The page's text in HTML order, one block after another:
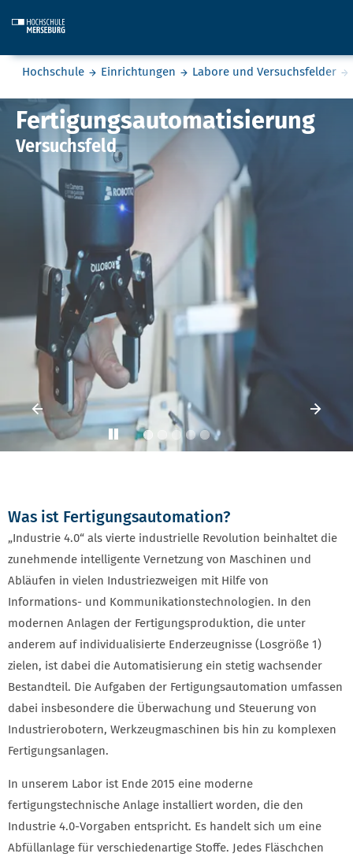
Sie befinden sich hier:
Hochschule Einrichtungen Labore und Versuchsfelder
Fertigungsautomatisierung
Play
Fertigungsautomatisierung
Versuchsfeld
Vorheriges Element
Was ist Fertigungsautomation?
„Industrie 4.0“ als vierte industrielle Revolution beinhaltet die
zunehmende intelligente Vernetzung von Maschinen und
Abläufen in vielen Industriezweigen mit Hilfe von
Informations- und Kommunikationstechnologien. In den
modernen Anlagen der Fertigungsproduktion, die unter
anderem auf individualisierte Enderzeugnisse (Losgröße 1)
zielen, ist dabei die Automatisierung ein stetig wachsender
Bestandteil. Die Aufgaben der Fertigungsautomation umfassen
dabei insbesondere die Überwachung und Steuerung von
Industrierobotern, Werkzeugmaschinen bis hin zu komplexen
Fertigungsanlagen.
In unserem Labor ist Ende 2015 eine moderne
fertigungstechnische Anlage installiert worden, die den
Industrie 4.0-Vorgaben entspricht. Es handelt sich um eine
Abfüllanlage für verschiedenartige Stoffe. Jedes Fläschchen